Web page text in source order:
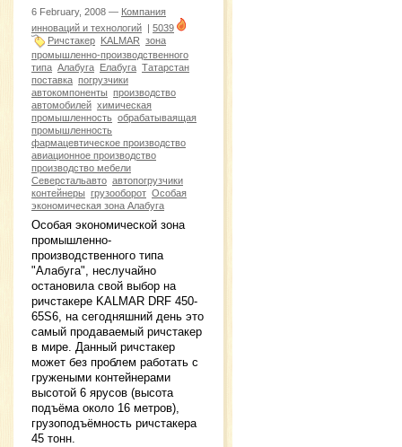
6 February, 2008 — Компания
инноваций и технологий | 5039
Ричстакер KALMAR зона
промышленно-производственного
типа Алабуга Елабуга Татарстан
поставка погрузчики
автокомпоненты производство
автомобилей химическая
промышленность обрабатываящая
промышленность
фармацевтическое производство
авиационное производство
производство мебели
Северстальавто автопогрузчики
контейнеры грузооборот Особая
экономическая зона Алабуга
Особая экономической зона
промышленно-
производственного типа
"Алабуга", неслучайно
остановила свой выбор на
ричстакере KALMAR DRF 450-
65S6, на сегодняшний день это
самый продаваемый ричстакер
в мире. Данный ричстакер
может без проблем работать с
гружеными контейнерами
высотой 6 ярусов (высота
подъёма около 16 метров),
грузоподъёмность ричстакера
45 тонн.